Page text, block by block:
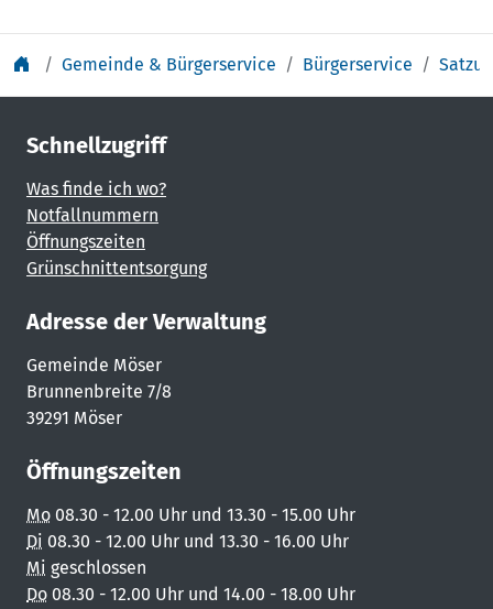
Gemeinde & Bürgerservice Bürgerservice
Schnellzugriff
Was finde ich wo?
Notfallnummern
Öffnungszeiten
Grünschnittentsorgung
Adresse der Verwaltung
Gemeinde Möser
Brunnenbreite 7/8
39291 Möser
Öffnungszeiten
Mo 08.30 - 12.00 Uhr und 13.30 - 15.00 Uhr
Di 08.30 - 12.00 Uhr und 13.30 - 16.00 Uhr
Mi geschlossen
Do 08.30 - 12.00 Uhr und 14.00 - 18.00 Uhr